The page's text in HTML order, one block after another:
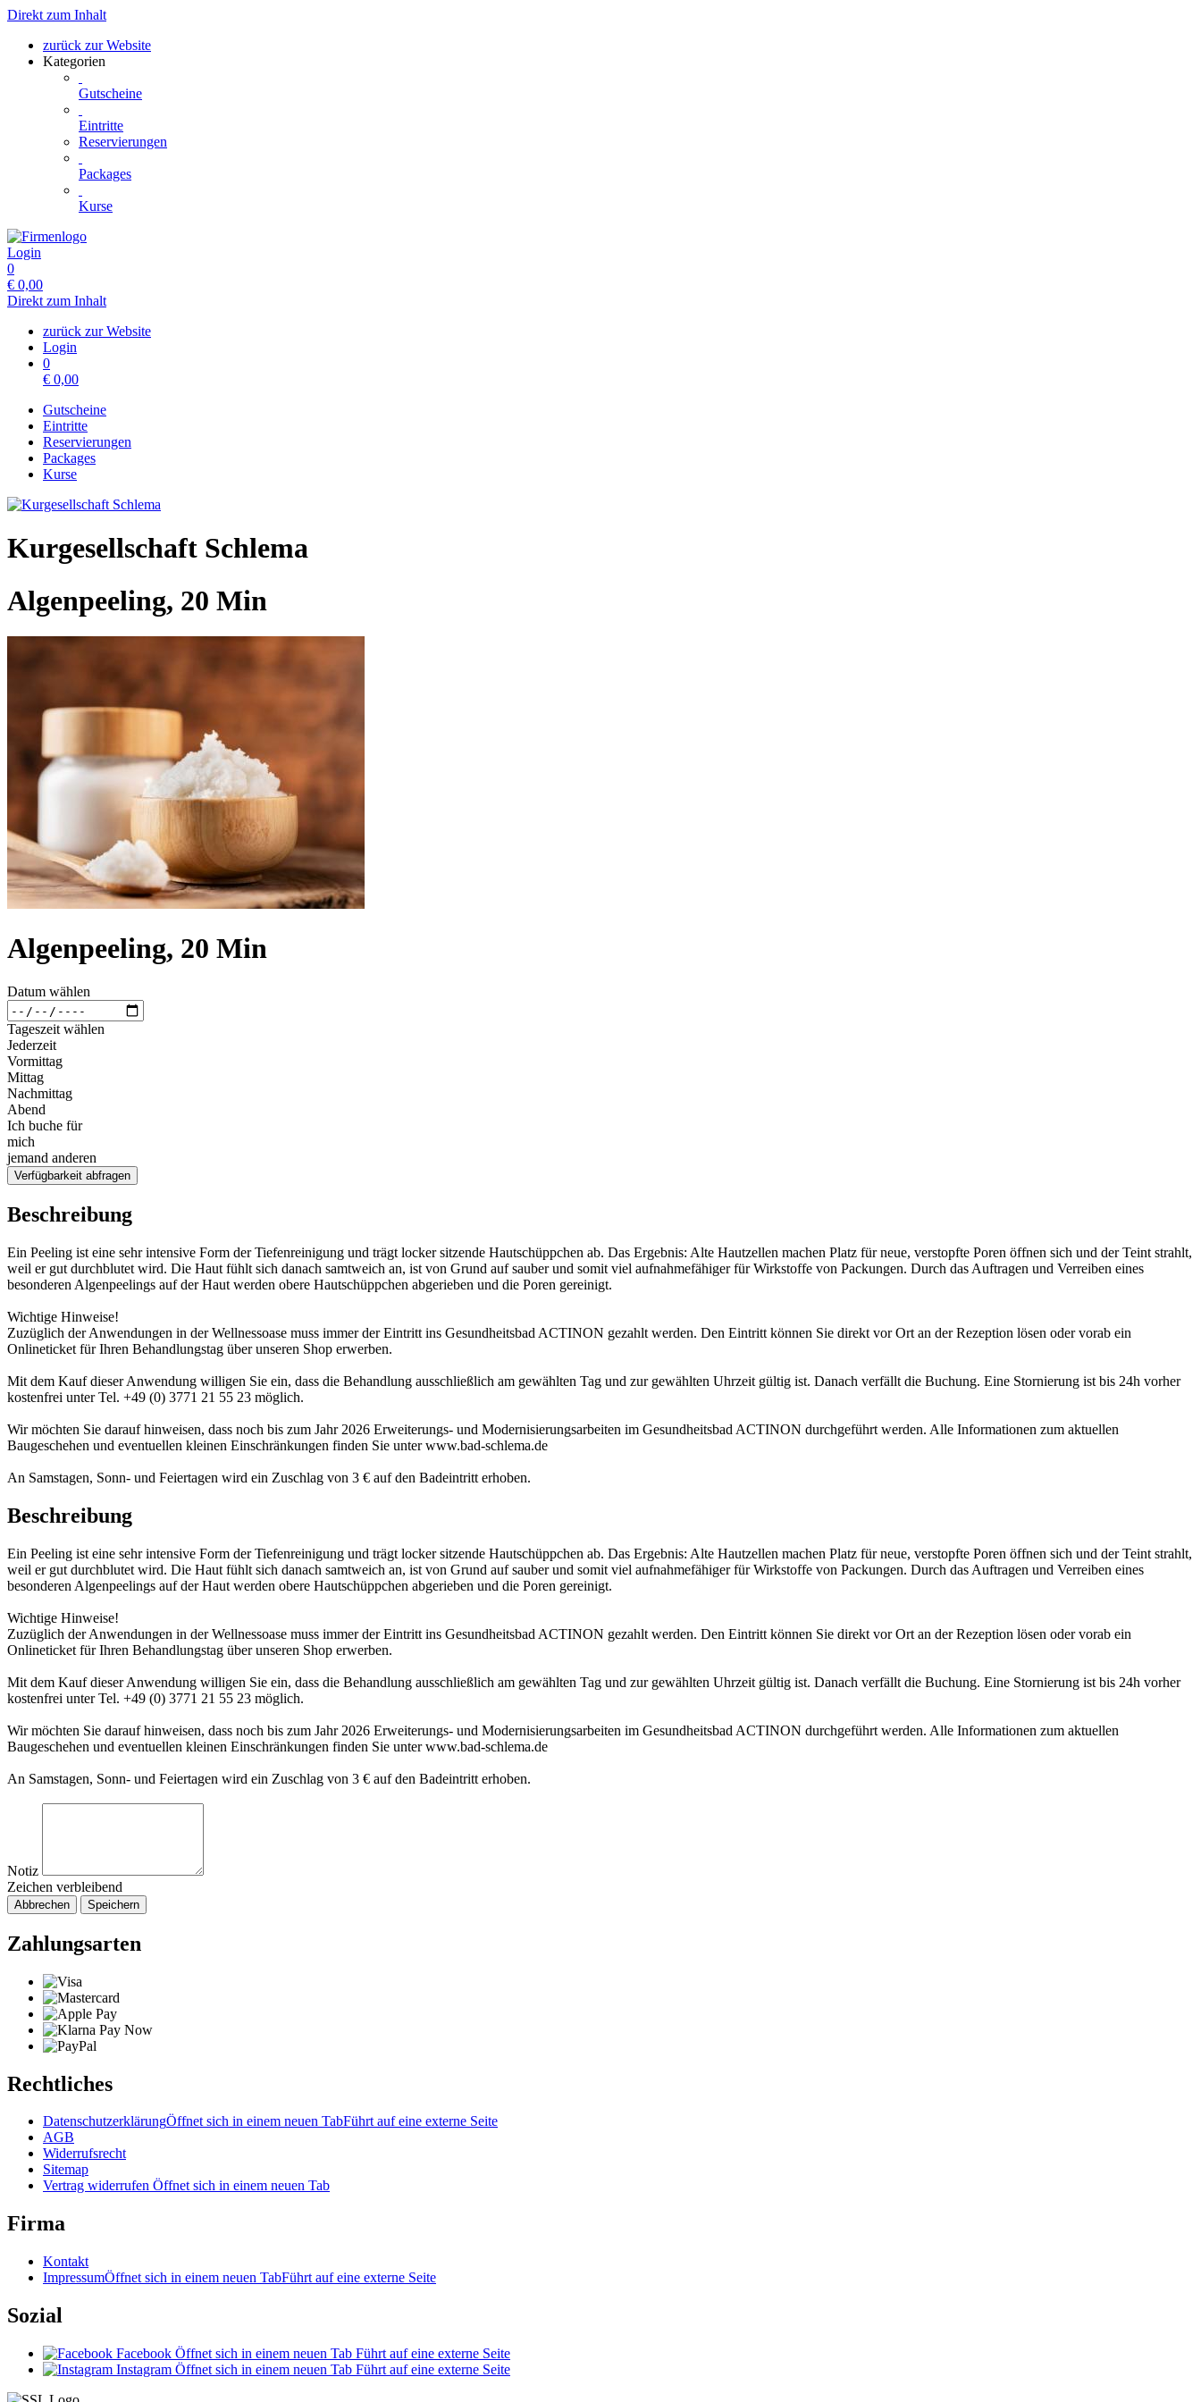
Direkt zum Inhalt
zurück zur Website
Kategorien
Gutscheine
Eintritte
Reservierungen
Packages
Kurse
Login
0
€ 0,00
Direkt zum Inhalt
zurück zur Website
Login
0
€ 0,00
Gutscheine
Eintritte
Reservierungen
Packages
Kurse
Kurgesellschaft Schlema
Algenpeeling, 20 Min
Algenpeeling, 20 Min
Datum wählen
Tageszeit wählen
Jederzeit
Vormittag
Mittag
Nachmittag
Abend
Ich buche für
mich
jemand anderen
Verfügbarkeit abfragen
Beschreibung
Ein Peeling ist eine sehr intensive Form der Tiefenreinigung und trägt locker sitzende Hautschüppchen ab. Das Ergebnis: Alte Hautzellen machen Platz für neue, verstopfte Poren öffnen sich und der Teint strahlt,
weil er gut durchblutet wird. Die Haut fühlt sich danach samtweich an, ist von Grund auf sauber und somit viel aufnahmefähiger für Wirkstoffe von Packungen. Durch das Auftragen und Verreiben eines
besonderen Algenpeelings auf der Haut werden obere Hautschüppchen abgerieben und die Poren gereinigt.
Wichtige Hinweise!
Zuzüglich der Anwendungen in der Wellnessoase muss immer der Eintritt ins Gesundheitsbad ACTINON gezahlt werden. Den Eintritt können Sie direkt vor Ort an der Rezeption lösen oder vorab ein
Onlineticket für Ihren Behandlungstag über unseren Shop erwerben.
Mit dem Kauf dieser Anwendung willigen Sie ein, dass die Behandlung ausschließlich am gewählten Tag und zur gewählten Uhrzeit gültig ist. Danach verfällt die Buchung. Eine Stornierung ist bis 24h vorher
kostenfrei unter Tel. +49 (0) 3771 21 55 23 möglich.
Wir möchten Sie darauf hinweisen, dass noch bis zum Jahr 2026 Erweiterungs- und Modernisierungsarbeiten im Gesundheitsbad ACTINON durchgeführt werden. Alle Informationen zum aktuellen
Baugeschehen und eventuellen kleinen Einschränkungen finden Sie unter www.bad-schlema.de
An Samstagen, Sonn- und Feiertagen wird ein Zuschlag von 3 € auf den Badeintritt erhoben.
Beschreibung
Ein Peeling ist eine sehr intensive Form der Tiefenreinigung und trägt locker sitzende Hautschüppchen ab. Das Ergebnis: Alte Hautzellen machen Platz für neue, verstopfte Poren öffnen sich und der Teint strahlt,
weil er gut durchblutet wird. Die Haut fühlt sich danach samtweich an, ist von Grund auf sauber und somit viel aufnahmefähiger für Wirkstoffe von Packungen. Durch das Auftragen und Verreiben eines
besonderen Algenpeelings auf der Haut werden obere Hautschüppchen abgerieben und die Poren gereinigt.
Wichtige Hinweise!
Zuzüglich der Anwendungen in der Wellnessoase muss immer der Eintritt ins Gesundheitsbad ACTINON gezahlt werden. Den Eintritt können Sie direkt vor Ort an der Rezeption lösen oder vorab ein
Onlineticket für Ihren Behandlungstag über unseren Shop erwerben.
Mit dem Kauf dieser Anwendung willigen Sie ein, dass die Behandlung ausschließlich am gewählten Tag und zur gewählten Uhrzeit gültig ist. Danach verfällt die Buchung. Eine Stornierung ist bis 24h vorher
kostenfrei unter Tel. +49 (0) 3771 21 55 23 möglich.
Wir möchten Sie darauf hinweisen, dass noch bis zum Jahr 2026 Erweiterungs- und Modernisierungsarbeiten im Gesundheitsbad ACTINON durchgeführt werden. Alle Informationen zum aktuellen
Baugeschehen und eventuellen kleinen Einschränkungen finden Sie unter www.bad-schlema.de
An Samstagen, Sonn- und Feiertagen wird ein Zuschlag von 3 € auf den Badeintritt erhoben.
Notiz
Zeichen verbleibend
Abbrechen Speichern
Zahlungsarten
Rechtliches
DatenschutzerklärungÖffnet sich in einem neuen TabFührt auf eine externe Seite
AGB
Widerrufsrecht
Sitemap
Vertrag widerrufen Öffnet sich in einem neuen Tab
Firma
Kontakt
ImpressumÖffnet sich in einem neuen TabFührt auf eine externe Seite
Sozial
Facebook Öffnet sich in einem neuen Tab Führt auf eine externe Seite
Instagram Öffnet sich in einem neuen Tab Führt auf eine externe Seite